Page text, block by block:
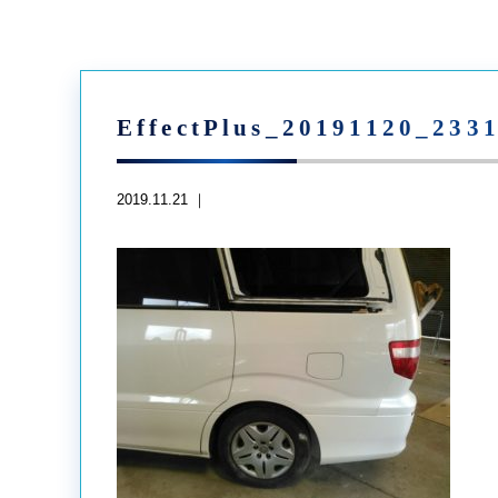
2019.11.21 ｜